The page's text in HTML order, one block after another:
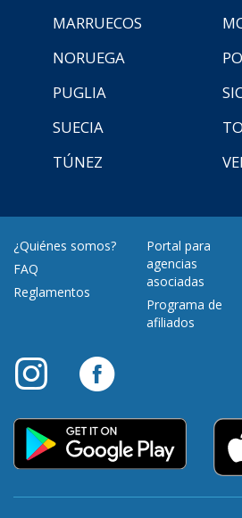
MARRUECOS
NORUEGA
PUGLIA
SUECIA
TÚNEZ
¿Quiénes somos?
FAQ
Reglamentos
Portal para
agencias
asociadas
Programa de
afiliados